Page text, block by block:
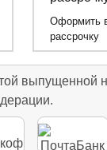
Оформить
рассрочку
выпущенной